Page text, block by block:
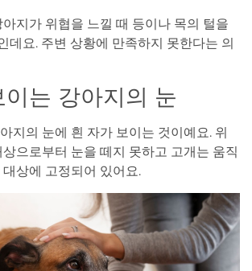
지가 위협을 느낄 때 등이나 목의 털을
데요. 주변 상황에 만족하지 못한다는 의
는 강아지의 눈
지의 눈에 흰 자가 보이는 것이예요. 위
으로부터 눈을 떼지 못하고 고개는 움직
상에 고정되어 있어요.